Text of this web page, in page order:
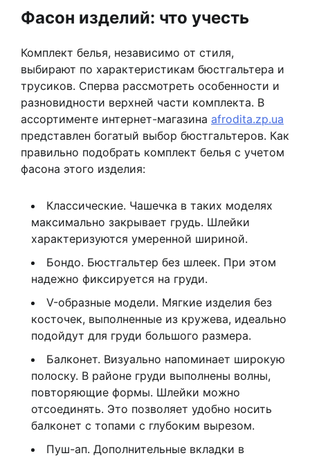
Фасон изделий: что учесть
Комплект белья, независимо от стиля,
выбирают по характеристикам бюстгальтера и
трусиков. Сперва рассмотреть особенности и
разновидности верхней части комплекта. В
ассортименте интернет-магазина afrodita.zp.ua
представлен богатый выбор бюстгальтеров. Как
правильно подобрать комплект белья с учетом
фасона этого изделия:
Классические. Чашечка в таких моделях
максимально закрывает грудь. Шлейки
характеризуются умеренной шириной.
Бондо. Бюстгальтер без шлеек. При этом
надежно фиксируется на груди.
V-образные модели. Мягкие изделия без
косточек, выполненные из кружева, идеально
подойдут для груди большого размера.
Балконет. Визуально напоминает широкую
полоску. В районе груди выполнены волны,
повторяющие формы. Шлейки можно
отсоединять. Это позволяет удобно носить
балконет с топами с глубоким вырезом.
Пуш-ап. Дополнительные вкладки в